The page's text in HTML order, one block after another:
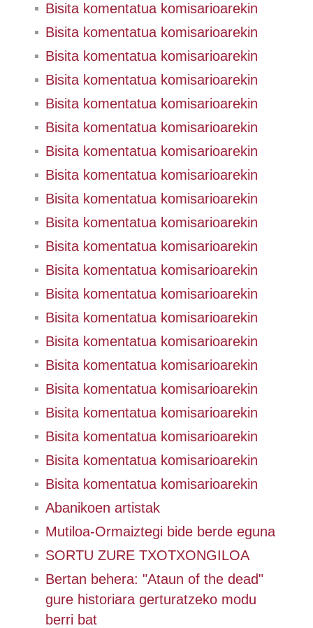
Bisita komentatua komisarioarekin
Bisita komentatua komisarioarekin
Bisita komentatua komisarioarekin
Bisita komentatua komisarioarekin
Bisita komentatua komisarioarekin
Bisita komentatua komisarioarekin
Bisita komentatua komisarioarekin
Bisita komentatua komisarioarekin
Bisita komentatua komisarioarekin
Bisita komentatua komisarioarekin
Bisita komentatua komisarioarekin
Bisita komentatua komisarioarekin
Bisita komentatua komisarioarekin
Bisita komentatua komisarioarekin
Bisita komentatua komisarioarekin
Bisita komentatua komisarioarekin
Bisita komentatua komisarioarekin
Bisita komentatua komisarioarekin
Bisita komentatua komisarioarekin
Bisita komentatua komisarioarekin
Bisita komentatua komisarioarekin
Abanikoen artistak
Mutiloa-Ormaiztegi bide berde eguna
SORTU ZURE TXOTXONGILOA
Bertan behera: "Ataun of the dead"
gure historiara gerturatzeko modu
berri bat